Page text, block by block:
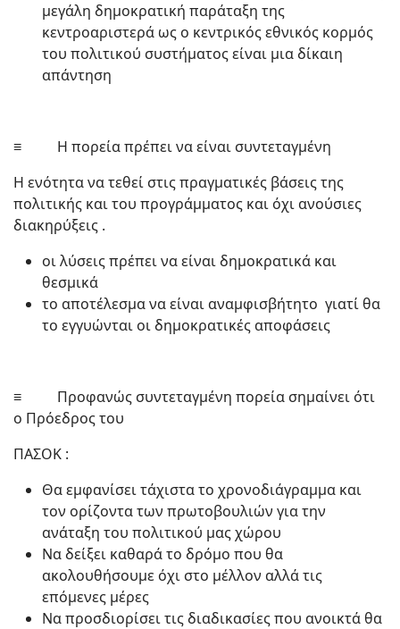
μεγάλη δημοκρατική παράταξη της
κεντροαριστερά ως ο κεντρικός εθνικός κορμός
του πολιτικού συστήματος είναι μια δίκαιη
απάντηση
≡ Η πορεία πρέπει να είναι συντεταγμένη
Η ενότητα να τεθεί στις πραγματικές βάσεις της
πολιτικής και του προγράμματος και όχι ανούσιες
διακηρύξεις .
οι λύσεις πρέπει να είναι δημοκρατικά και
θεσμικά
το αποτέλεσμα να είναι αναμφισβήτητο γιατί θα
το εγγυώνται οι δημοκρατικές αποφάσεις
≡ Προφανώς συντεταγμένη πορεία σημαίνει ότι
ο Πρόεδρος του
ΠΑΣΟΚ :
Θα εμφανίσει τάχιστα το χρονοδιάγραμμα και
τον ορίζοντα των πρωτοβουλιών για την
ανάταξη του πολιτικού μας χώρου
Να δείξει καθαρά το δρόμο που θα
ακολουθήσουμε όχι στο μέλλον αλλά τις
επόμενες μέρες
Να προσδιορίσει τις διαδικασίες που ανοικτά θα